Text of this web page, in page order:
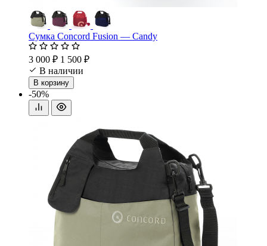
Сумка Concord Fusion — Candy
3 000 ₽ 1 500 ₽
В наличии
В корзину
-50%